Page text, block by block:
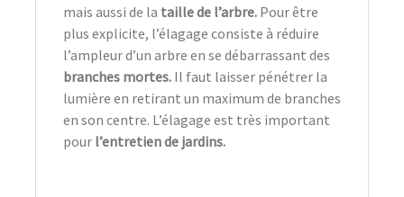
mais aussi de la taille de l’arbre. Pour être
plus explicite, l’élagage consiste à réduire
l’ampleur d’un arbre en se débarrassant des
branches mortes. Il faut laisser pénétrer la
lumière en retirant un maximum de branches
en son centre. L’élagage est très important
pour l’entretien de jardins.